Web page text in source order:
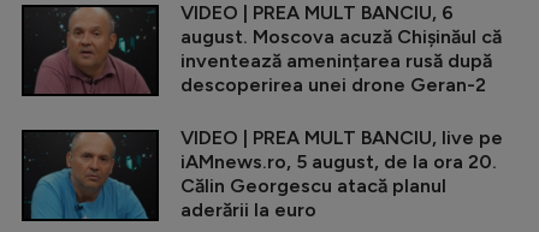
VIDEO | PREA MULT BANCIU, 6
august. Moscova acuză Chișinăul că
inventează amenințarea rusă după
descoperirea unei drone Geran-2
VIDEO | PREA MULT BANCIU, live pe
iAMnews.ro, 5 august, de la ora 20.
Călin Georgescu atacă planul
aderării la euro